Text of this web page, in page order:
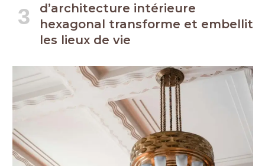
d’architecture intérieure
hexagonal transforme et embellit
les lieux de vie